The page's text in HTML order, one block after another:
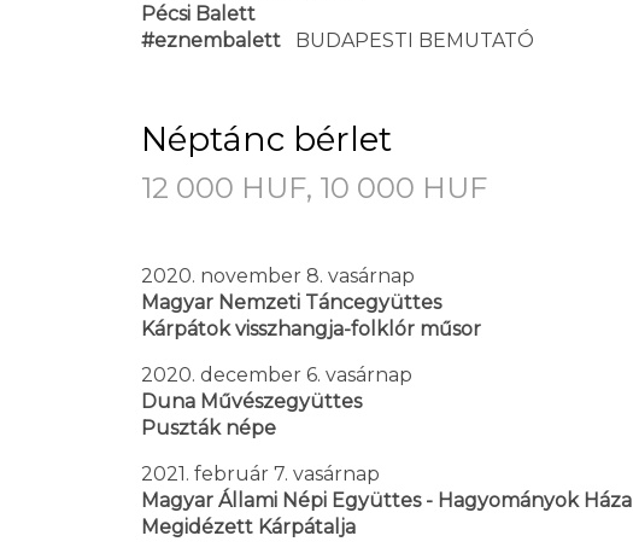
Pécsi Balett
#eznembalett
BUDAPESTI BEMUTATÓ
Néptánc bérlet
12 000 HUF, 10 000 HUF
2020. november 8. vasárnap
Magyar Nemzeti Táncegyüttes
Kárpátok visszhangja-folklór műsor
2020. december 6. vasárnap
Duna Művészegyüttes
Puszták népe
2021. február 7. vasárnap
Magyar Állami Népi Együttes - Hagyományok Háza
Megidézett Kárpátalja